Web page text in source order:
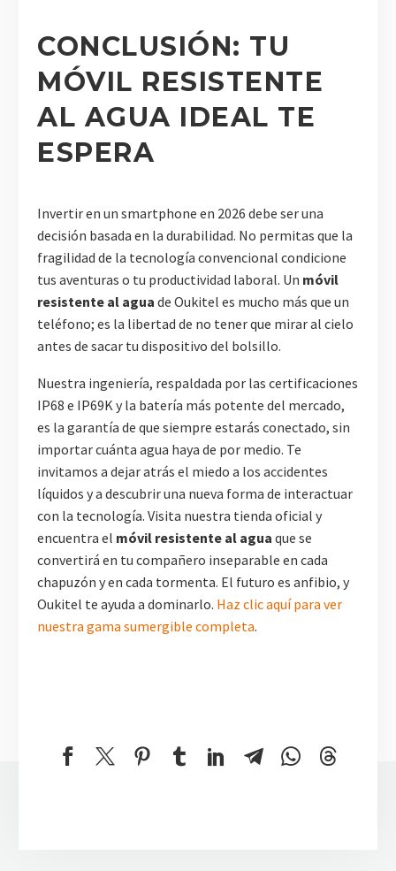
CONCLUSIÓN: TU
MÓVIL RESISTENTE
AL AGUA IDEAL TE
ESPERA
Invertir en un smartphone en 2026 debe ser una
decisión basada en la durabilidad. No permitas que la
fragilidad de la tecnología convencional condicione
tus aventuras o tu productividad laboral. Un móvil
resistente al agua de Oukitel es mucho más que un
teléfono; es la libertad de no tener que mirar al cielo
antes de sacar tu dispositivo del bolsillo.
Nuestra ingeniería, respaldada por las certificaciones
IP68 e IP69K y la batería más potente del mercado,
es la garantía de que siempre estarás conectado, sin
importar cuánta agua haya de por medio. Te
invitamos a dejar atrás el miedo a los accidentes
líquidos y a descubrir una nueva forma de interactuar
con la tecnología. Visita nuestra tienda oficial y
encuentra el móvil resistente al agua que se
convertirá en tu compañero inseparable en cada
chapuzón y en cada tormenta. El futuro es anfibio, y
Oukitel te ayuda a dominarlo. Haz clic aquí para ver
nuestra gama sumergible completa.